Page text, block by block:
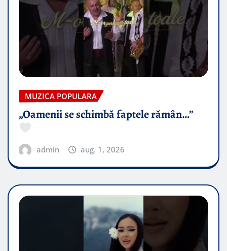
MUZICA POPULARA
„Oamenii se schimbă faptele rămân…”
admin aug. 1, 2026